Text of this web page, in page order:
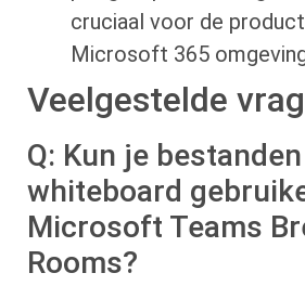
cruciaal voor de
Microsoft 365
Veelgestelde
Q: Kun je
whiteboard
Microsoft Teams
Rooms?